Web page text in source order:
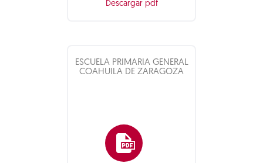
Descargar pdf
ESCUELA PRIMARIA GENERAL
COAHUILA DE ZARAGOZA